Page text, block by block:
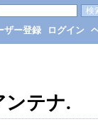
ザー登録 ログイン
ンテナ.